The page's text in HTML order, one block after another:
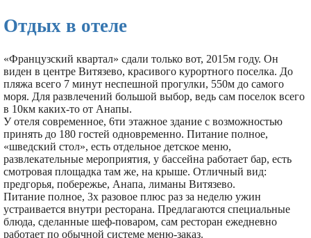
Отдых в отеле
«Французский квартал» сдали только вот, 2015м году. Он
виден в центре Витязево, красивого курортного поселка. До
пляжа всего 7 минут неспешной прогулки, 550м до самого
моря. Для развлечений большой выбор, ведь сам поселок всего
в 10км каких-то от Анапы.
У отеля современное, 6ти этажное здание с возможностью
принять до 180 гостей одновременно. Питание полное,
«шведский стол», есть отдельное детское меню,
развлекательные мероприятия, у бассейна работает бар, есть
смотровая площадка там же, на крыше. Отличный вид:
предгорья, побережье, Анапа, лиманы Витязево.
Питание полное, 3х разовое плюс раз за неделю ужин
устраивается внутри ресторана. Предлагаются специальные
блюда, сделанные шеф-поваром, сам ресторан ежедневно
работает по обычной системе меню-заказ.